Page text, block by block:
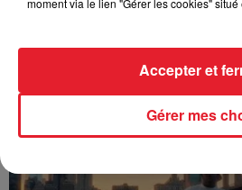
Franglish & Keblack -
Gérer mes
Accepter et